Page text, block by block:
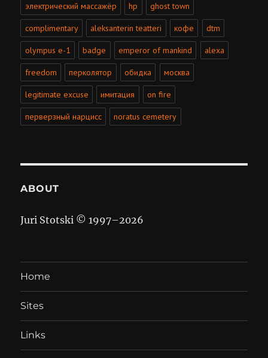
электрический массажёр hp ghost town
complimentary aleksanterin teatteri кофе dtm
olympus e-1 badge emperor of mankind alexa
freedom перколятор обидка москва
legitimate excuse имитация on fire
перверзный нарцисс noratus cemetery
ABOUT
Juri Stotski © 1997–2026
Home
Sites
Links